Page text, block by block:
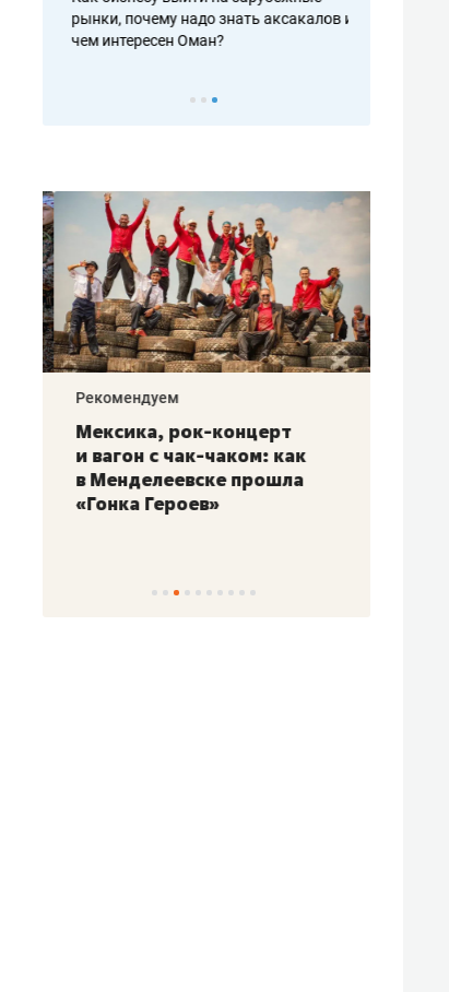
рынки, почему надо знать аксакалов и
чем интересен Оман?
Рекомендуем
Мексика, рок-концерт
и вагон с чак-чаком: как
в Менделеевске прошла
«Гонка Героев»